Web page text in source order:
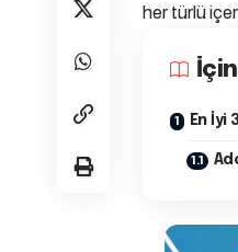
her türlü
En İyi